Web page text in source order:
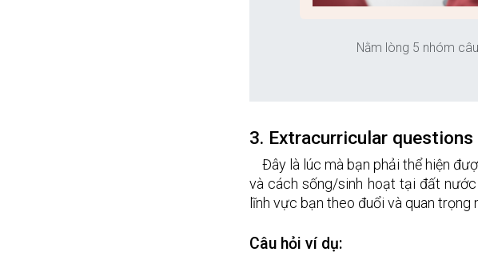
Nằm lòng 5 nhóm
3. Extracurricular
Đây là lúc mà bạn phải thể hiện
và cách sống/sinh hoạt tại đất
lĩnh vực bạn theo đuổi và quan trọng
Câu hỏi ví dụ: